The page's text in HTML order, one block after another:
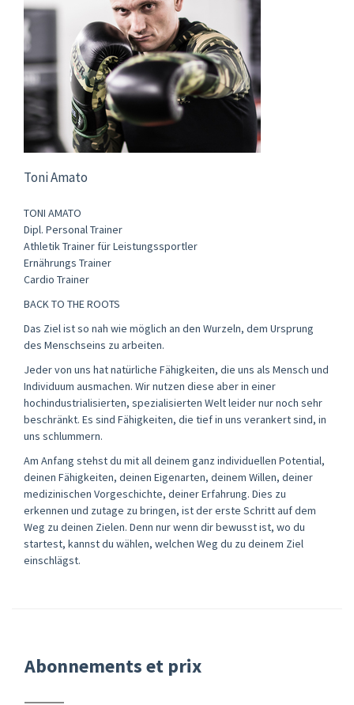
Toni Amato
TONI AMATO
Dipl. Personal Trainer
Athletik Trainer für Leistungssportler
Ernährungs Trainer
Cardio Trainer
BACK TO THE ROOTS
Das Ziel ist so nah wie möglich an den Wurzeln, dem Ursprung
des Menschseins zu arbeiten.
Jeder von uns hat natürliche Fähigkeiten, die uns als Mensch und
Individuum ausmachen. Wir nutzen diese aber in einer
hochindustrialisierten, spezialisierten Welt leider nur noch sehr
beschränkt. Es sind Fähigkeiten, die tief in uns verankert sind, in
uns schlummern.
Am Anfang stehst du mit all deinem ganz individuellen Potential,
deinen Fähigkeiten, deinen Eigenarten, deinem Willen, deiner
medizinischen Vorgeschichte, deiner Erfahrung. Dies zu
erkennen und zutage zu bringen, ist der erste Schritt auf dem
Weg zu deinen Zielen. Denn nur wenn dir bewusst ist, wo du
startest, kannst du wählen, welchen Weg du zu deinem Ziel
einschlägst.
Abonnements et prix